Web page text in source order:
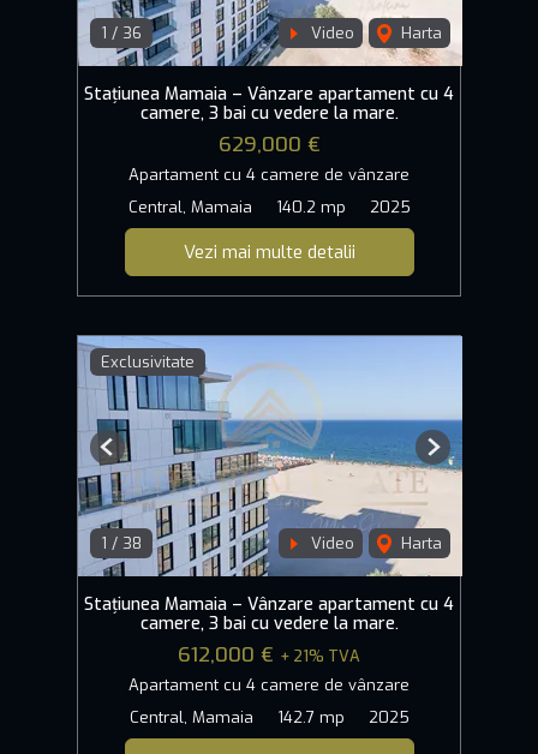
1 / 36 Video Harta
Stațiunea Mamaia – Vânzare apartament cu 4
camere, 3 bai cu vedere la mare.
629,000 €
Apartament cu 4 camere de vânzare
Central, Mamaia
140.2 mp 2025
Vezi mai multe detalii
Exclusivitate
1 / 38 Video Harta
Previous Next
Stațiunea Mamaia – Vânzare apartament cu 4
camere, 3 bai cu vedere la mare.
612,000 € + 21% TVA
Apartament cu 4 camere de vânzare
Central, Mamaia
142.7 mp 2025